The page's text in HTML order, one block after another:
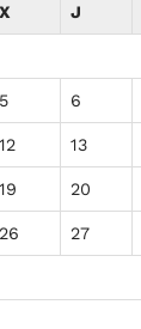
X J
5 6
12 13
19 20
26 27